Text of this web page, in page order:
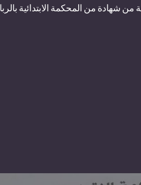
شهادة من المحكمة الابتدائية